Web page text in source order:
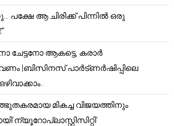
പക്ഷേ ആ ചിരിക്ക് പിന്നിൽ ഒരു
ആകട്ടെ, കരാർ
|ബിസിനസ് പാർട്ണർഷിപ്പിലെ
മികച്ച വിജയത്തിനും